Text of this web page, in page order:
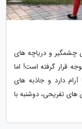
چشمگیر و دریاچه های
قرار گرفته است! اما
دارد و جاذبه های
های تفریحی، دوشنبه با